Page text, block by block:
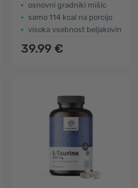
osnovni gradniki mišic
samo 114 kcal na porcijo
visoka vsebnost beljakovin
39.99 €